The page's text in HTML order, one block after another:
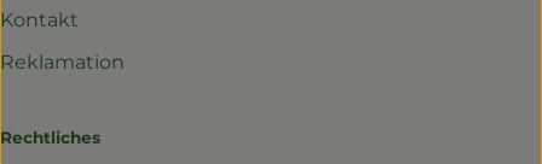
Kontakt
Reklamation
Rechtliches